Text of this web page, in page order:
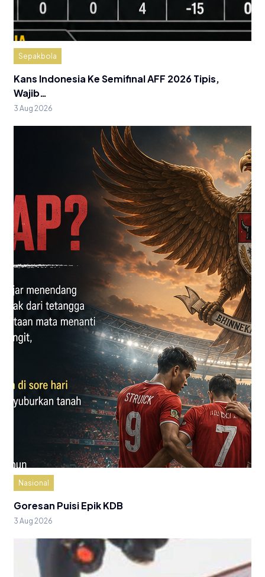
Sepakbola
Kans Indonesia Ke Semifinal AFF 2026 Tipis,
Wajib…
3 Aug 2026
Nasional
Goresan Puisi Epik KDB
3 Aug 2026